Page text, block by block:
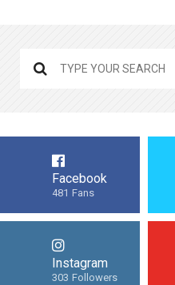
Facebook
481 Fans
Instagram
303 Followers